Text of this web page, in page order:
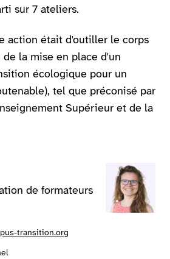
sur 7 ateliers.
action était d'outiller le corps
de la mise en place d'un
écologique pour un
tel que préconisé par
Supérieur et de la
de formateurs
transition.org